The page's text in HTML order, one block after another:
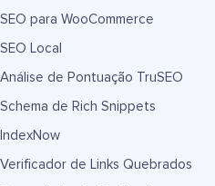
SEO para WooCommerce
SEO Local
Análise de Pontuação TruSEO
Schema de Rich Snippets
IndexNow
Verificador de Links Quebrados